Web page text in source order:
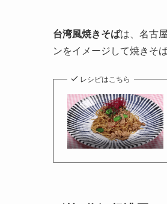
台湾風焼きそばは、名古
ンをイメージして焼きそ
レシピはこちら